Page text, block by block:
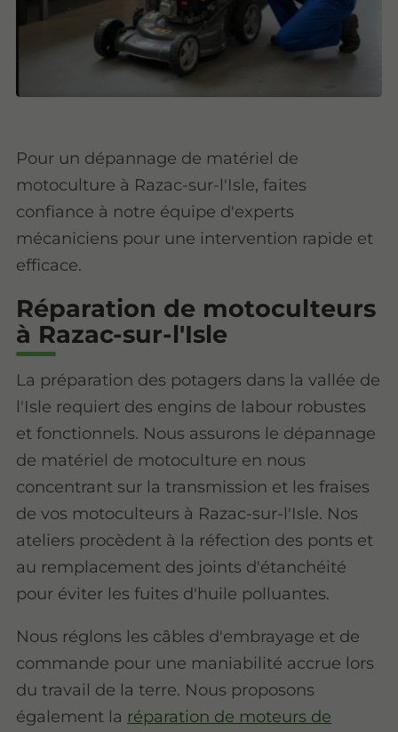
Pour un dépannage de matériel de
motoculture à Razac-sur-l'Isle, faites
confiance à notre équipe d'experts
mécaniciens pour une intervention rapide et
efficace.
Réparation de motoculteurs
à Razac-sur-l'Isle
La préparation des potagers dans la vallée de
l'Isle requiert des engins de labour robustes
et fonctionnels. Nous assurons le dépannage
de matériel de motoculture en nous
concentrant sur la transmission et les fraises
de vos motoculteurs à Razac-sur-l'Isle. Nos
ateliers procèdent à la réfection des ponts et
au remplacement des joints d'étanchéité
pour éviter les fuites d'huile polluantes.
Nous réglons les câbles d'embrayage et de
commande pour une maniabilité accrue lors
du travail de la terre. Nous proposons
également la réparation de moteurs de